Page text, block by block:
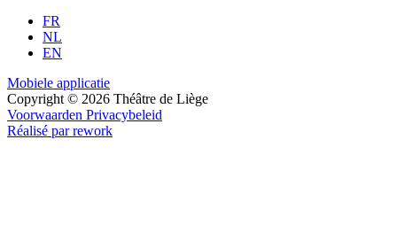
FR
NL
EN
Mobiele applicatie
Copyright © 2026 Théâtre de Liège
Voorwaarden Privacybeleid
Réalisé par rework